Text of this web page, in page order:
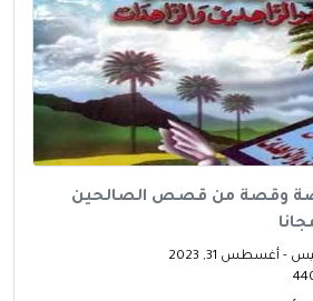
وقصة من قصص الصالحين
- أغسطس 31, 2023